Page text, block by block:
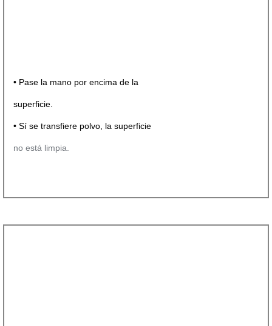
• Pase la mano por encima de la
superficie.
• Sí se transfiere polvo, la superficie
no está limpia.